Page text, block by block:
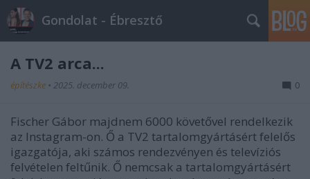
Gondolat - Ébresztő
A TV2 arca...
építészke • 2025. december 09. 0
Fischer Gábor majdnem 6000 követővel rendelkezik
az Instagram-on. Ő a TV2 tartalomgyártásért felelős
igazgatója, aki számos rendezvényen és televíziós
felvételen feltűnik. Ő nemcsak a tartalomgyártásért